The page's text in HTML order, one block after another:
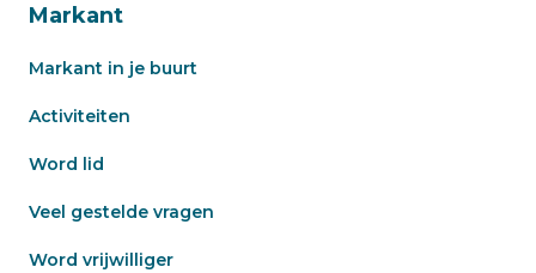
Markant
Markant in je buurt
Activiteiten
Word lid
Veel gestelde vragen
Word vrijwilliger